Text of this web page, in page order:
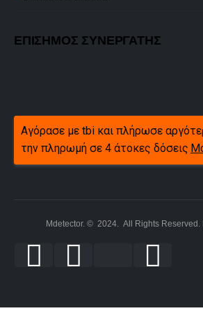
ΕΠΙΣΗΜΟΣ ΣΥΝΕΡΓΑΤΗΣ
Αγόρασε με tbi και πλήρωσε
την πληρωμή σε 4 άτοκες δόσεις
Mdetector. © 2024. All Rights Reserved.